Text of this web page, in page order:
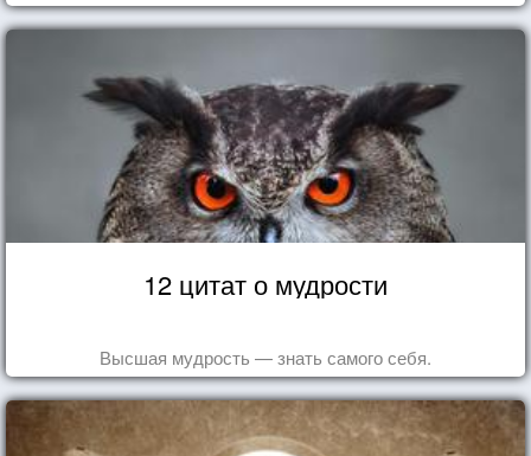
12 цитат о мудрости
Высшая мудрость — знать самого себя.